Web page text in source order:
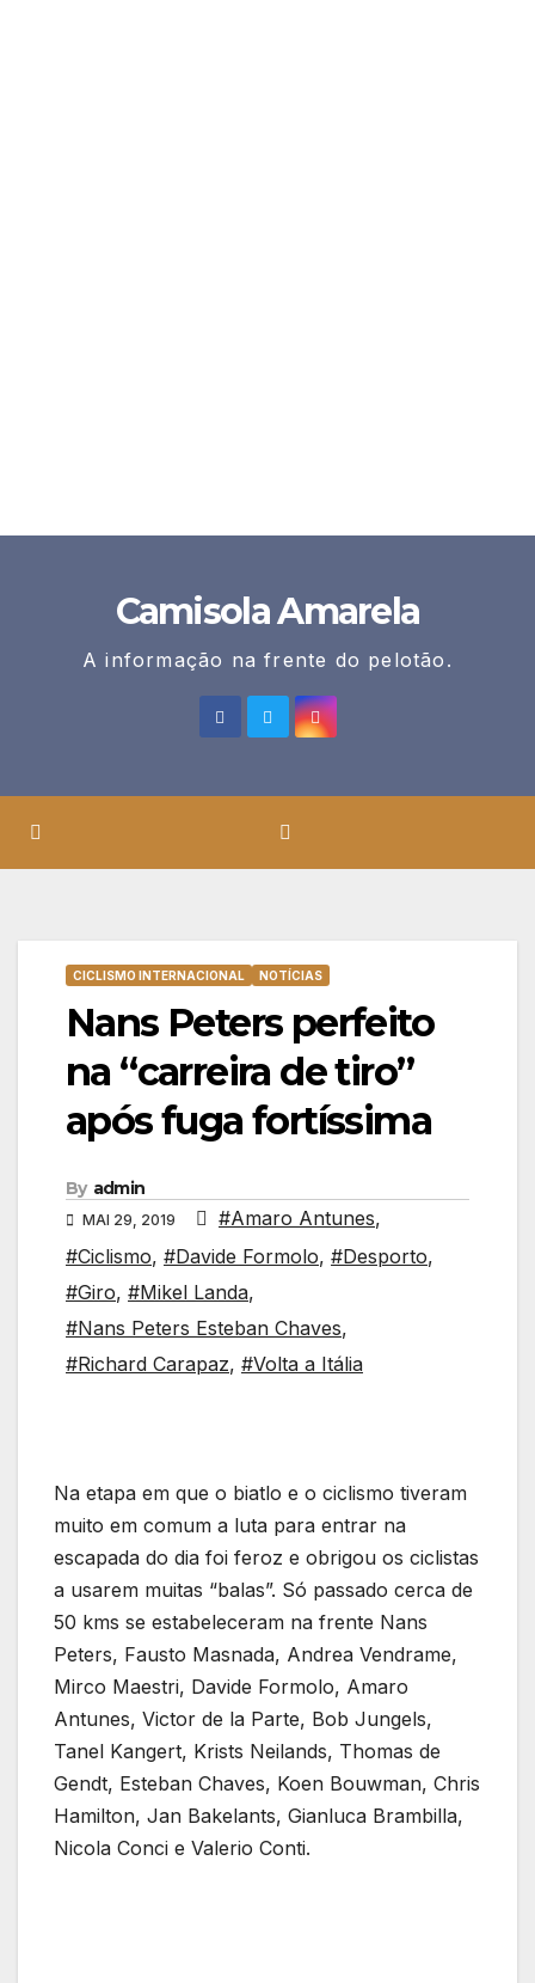
Camisola Amarela
A informação na frente do pelotão.
CICLISMO INTERNACIONAL NOTÍCIAS
Nans Peters perfeito
na “carreira de tiro”
após fuga fortíssima
By admin
MAI 29, 2019 #Amaro Antunes,
#Ciclismo, #Davide Formolo, #Desporto,
#Giro, #Mikel Landa,
#Nans Peters Esteban Chaves,
#Richard Carapaz, #Volta a Itália
Na etapa em que o biatlo e o ciclismo tiveram
muito em comum a luta para entrar na
escapada do dia foi feroz e obrigou os ciclistas
a usarem muitas “balas”. Só passado cerca de
50 kms se estabeleceram na frente Nans
Peters, Fausto Masnada, Andrea Vendrame,
Mirco Maestri, Davide Formolo, Amaro
Antunes, Victor de la Parte, Bob Jungels,
Tanel Kangert, Krists Neilands, Thomas de
Gendt, Esteban Chaves, Koen Bouwman, Chris
Hamilton, Jan Bakelants, Gianluca Brambilla,
Nicola Conci e Valerio Conti.